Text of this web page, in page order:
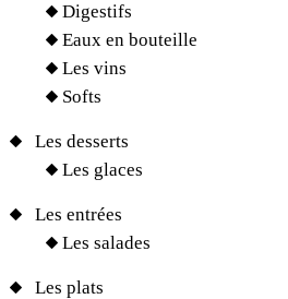
Digestifs
Eaux en bouteille
Les vins
Softs
Les desserts
Les glaces
Les entrées
Les salades
Les plats